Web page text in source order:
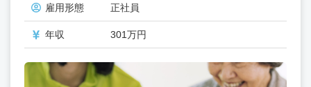
雇用形態 正社員
年収 301万円